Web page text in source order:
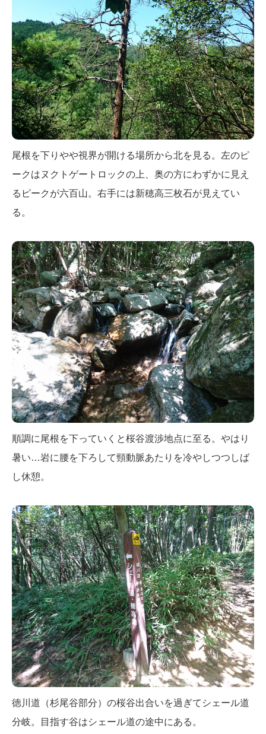
尾根を下りやや視界が開ける場所から北を見る。左のピ
ークはヌクトゲートロックの上、奥の方にわずかに見え
るピークが六百山。右手には新穂高三枚石が見えてい
る。
順調に尾根を下っていくと桜谷渡渉地点に至る。やはり
暑い…岩に腰を下ろして頸動脈あたりを冷やしつつしば
し休憩。
徳川道（杉尾谷部分）の桜谷出合いを過ぎてシェール道
分岐。目指す谷はシェール道の途中にある。